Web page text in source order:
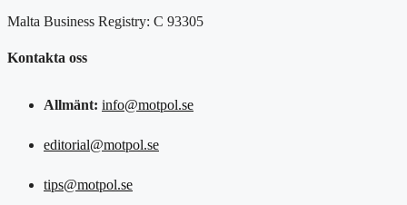
Malta Business Registry: C 93305
Kontakta oss
Allmänt: info@motpol.se
editorial@motpol.se
tips@motpol.se